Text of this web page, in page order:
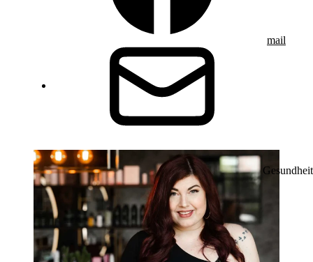
mail
Gesundheit